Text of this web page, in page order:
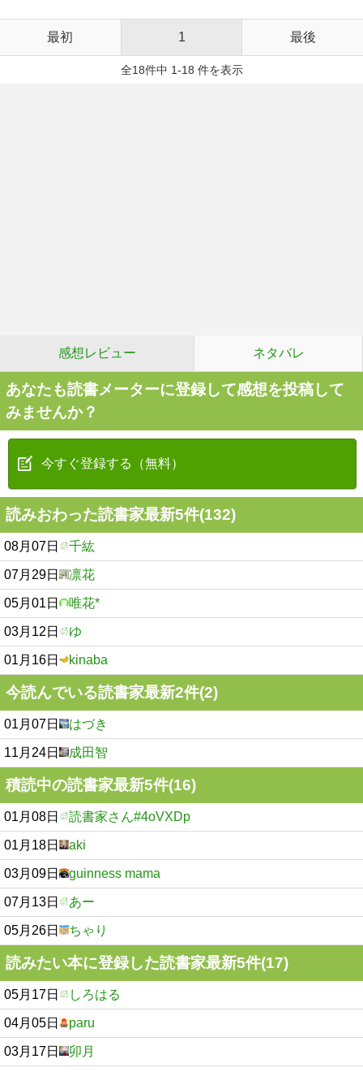
最初 1 最後
全18件中 1-18 件を表示
感想レビュー ネタバレ
あなたも読書メーターに登録して感想を投稿して
みませんか？
今すぐ登録する（無料）
読みおわった読書家最新5件(132)
08月07日 千紘
07月29日 凛花
05月01日 唯花*
03月12日 ゆ
01月16日 kinaba
今読んでいる読書家最新2件(2)
01月07日 はづき
11月24日 成田智
積読中の読書家最新5件(16)
01月08日 読書家さん#4oVXDp
01月18日 aki
03月09日 guinness mama
07月13日 あー
05月26日 ちゃり
読みたい本に登録した読書家最新5件(17)
05月17日 しろはる
04月05日 paru
03月17日 卯月